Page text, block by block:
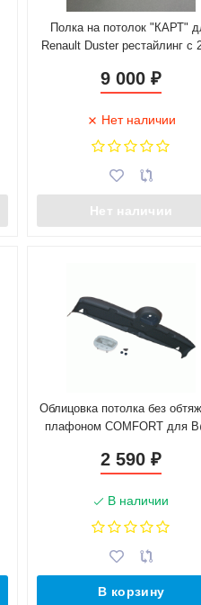
Полка на потолок "КАРТ"
Renault Duster рестайлинг с
9 000₽
Нет наличии
Нет наличии
Облицовка потолка без
плафоном COMFORT для
2 590₽
В наличии
В корзину